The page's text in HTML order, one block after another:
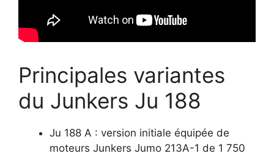
Principales variantes
du Junkers Ju 188
Ju 188 A : version initiale équipée de
moteurs Junkers Jumo 213A-1 de 1 750